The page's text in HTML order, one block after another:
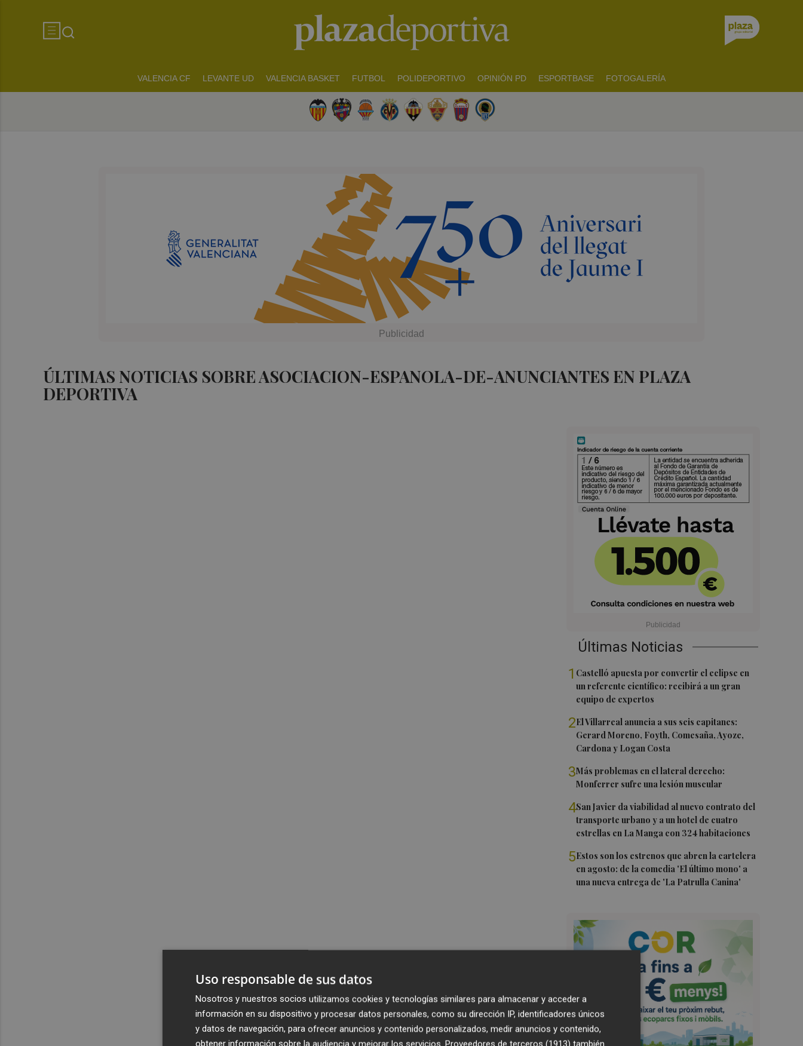
VALENCIA CF LEVANTE UD VALENCIA BASKET FUTBOL POLIDEPORTIVO OPINIÓN PD ESPORTBASE FOTOGALERÍA
ÚLTIMAS NOTICIAS SOBRE ASOCIACION-ESPANOLA-DE-ANUNCIANTES EN PLAZA
DEPORTIVA
Últimas Noticias
1 Castelló apuesta por convertir el eclipse en
un referente científico: recibirá a un gran
equipo de expertos
2El Villarreal anuncia a sus seis capitanes:
Gerard Moreno, Foyth, Comesaña, Ayoze,
Cardona y Logan Costa
3Más problemas en el lateral derecho:
Monferrer sufre una lesión muscular
4San Javier da viabilidad al nuevo contrato del
transporte urbano y a un hotel de cuatro
estrellas en La Manga con 324 habitaciones
5Estos son los estrenos que abren la cartelera
en agosto: de la comedia 'El último mono' a
una nueva entrega de 'La Patrulla Canina'
Uso responsable de sus datos
Nosotros y nuestros socios utilizamos cookies y tecnologías similares para almacenar y acceder a
información en su dispositivo y procesar datos personales, como su dirección IP, identificadores únicos
y datos de navegación, para ofrecer anuncios y contenido personalizados, medir anuncios y contenido,
obtener información sobre la audiencia y mejorar los servicios. Proveedores de terceros (1913) también